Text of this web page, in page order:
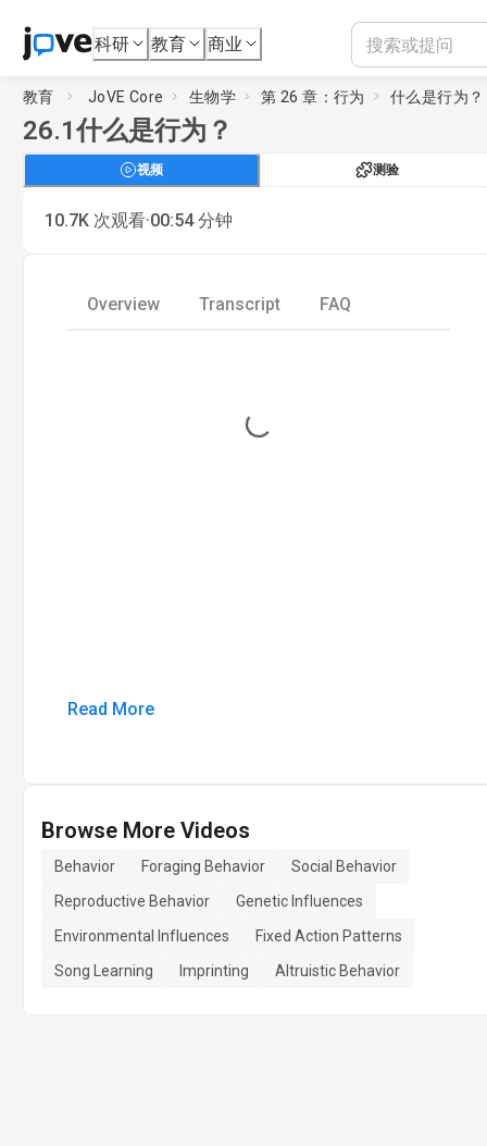
科研 教育 商业
教育 JoVE Core 生物学 第 26 章：行为 什么是行为？
26.1什么是行为？
视频 测验
10.7K 次观看·00:54 分钟
Overview Transcript FAQ
Loading...
Read More
Browse More Videos
Behavior Foraging Behavior
Social Behavior
Reproductive Behavior
Genetic Influences
Environmental Influences
Fixed Action Patterns
Song Learning
Imprinting Altruistic Behavior